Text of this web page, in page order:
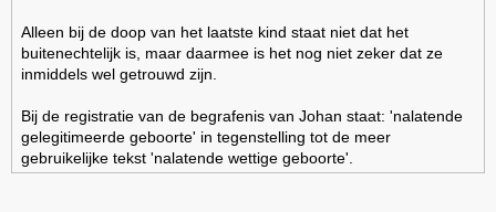
Alleen bij de doop van het laatste kind staat niet dat het
buitenechtelijk is, maar daarmee is het nog niet zeker dat ze
inmiddels wel getrouwd zijn.
Bij de registratie van de begrafenis van Johan staat: 'nalatende
gelegitimeerde geboorte' in tegenstelling tot de meer
gebruikelijke tekst 'nalatende wettige geboorte'.